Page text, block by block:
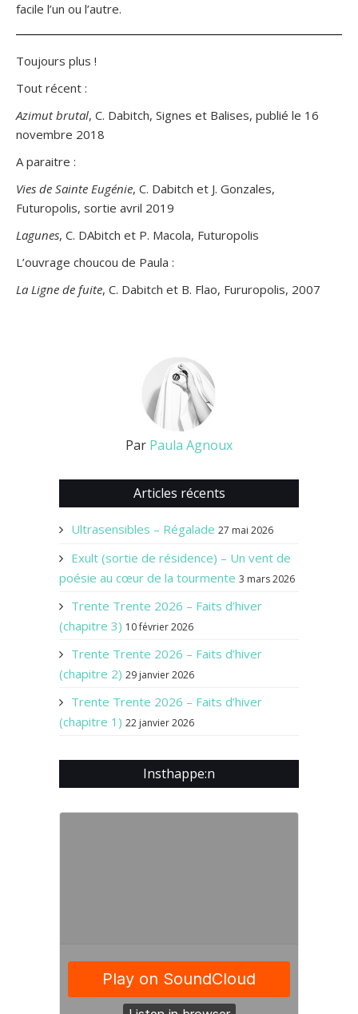
facile l’un ou l’autre.
Toujours plus !
Tout récent :
Azimut brutal, C. Dabitch, Signes et Balises, publié le 16
novembre 2018
A paraitre :
Vies de Sainte Eugénie, C. Dabitch et J. Gonzales,
Futuropolis, sortie avril 2019
Lagunes, C. DAbitch et P. Macola, Futuropolis
L’ouvrage choucou de Paula :
La Ligne de fuite, C. Dabitch et B. Flao, Fururopolis, 2007
Par Paula Agnoux
Articles récents
Ultrasensibles – Régalade 27 mai 2026
Exult (sortie de résidence) – Un vent de
poésie au cœur de la tourmente 3 mars 2026
Trente Trente 2026 – Faits d’hiver
(chapitre 3) 10 février 2026
Trente Trente 2026 – Faits d’hiver
(chapitre 2) 29 janvier 2026
Trente Trente 2026 – Faits d’hiver
(chapitre 1) 22 janvier 2026
Insthappe:n